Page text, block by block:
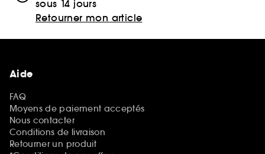
sous 14 jours
Retourner mon article
Aide
FAQ
Moyens de paiement acceptés
Nous contacter
Conditions de livraison
Retourner un produit